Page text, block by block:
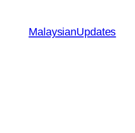
content
MalaysianUpdates